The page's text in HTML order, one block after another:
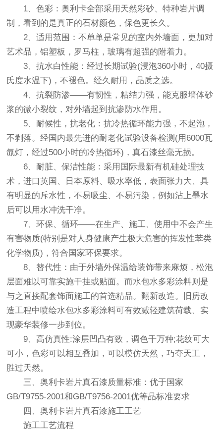
1、色彩 ：奥利卡全部采用天然彩砂、特种岩片调
制，看到的是真正的石材颜色，保色更长久。
2、适用范围：不单单是常见的室内外墙面，更加对
艺术品，铝塑板，罗马柱，玻璃有超强的附着力。
3、抗水白性能：经过长期试验(浸泡360小时，40摄
氏度水温下)，不褪色。经久耐用，品质之选。
4、抗裂防渗——有韧性，粘结力强，能克服墙体砂
浆的微小裂纹，对外墙起到抗渗防水作用。
5、耐候性，抗老化：抗冷热循环能力强，不起泡，
不剥落。经国内最先进的耐老化试验设备检测(用6000瓦
氙灯，经过500小时的冷热循环)，真石漆丝毫无损。
6、耐脏、保洁性能：采用国际最新有机硅处理技
术，进口英国、日本原料、吸水率低，表面张力大、具
有明显的斥水性，不易吸尘、不易污染，例如沾上墨水
后可以用水冲洗干净。
7、环保、循环——在生产、施工、使用中不会产生
有害物质(特别是对人身健康产生极大危害的挥发性苯类
化学物质)，符合国家环保要求。
8、替代性：由于外墙外保温给装饰带来麻烦，松泡
层面难以可靠实施干挂或贴面。而水包水多彩涂料则是
与之直接配套饰面施工的首选精品。翻新改造。旧房改
造工程中喷绘水包水多彩涂料可有效减轻建筑荷载、实
现豪华装修一步到位。
9、高仿真性:涂层凹凸有致，调色千万种;花纹可大
可小，色彩可以相互叠加，可以模仿天然，巧夺天工，
胜过天然。
三、奥利卡岩片真石漆质量标准：优于国家
GB/T9755-2001和GB/T9756-2001优等品标准要求
四、奥利卡岩片真石漆施工工艺
施工工艺流程